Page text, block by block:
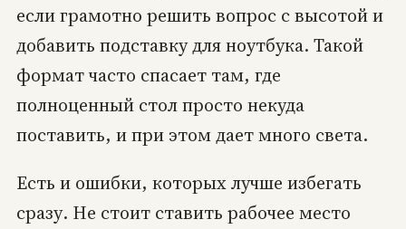
если грамотно решить вопрос с высотой и
добавить подставку для ноутбука. Такой
формат часто спасает там, где
полноценный стол просто некуда
поставить, и при этом дает много света.
Есть и ошибки, которых лучше избегать
сразу. Не стоит ставить рабочее место